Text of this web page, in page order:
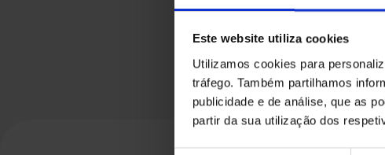
Este website utiliza cookies
Utilizamos cookies para
tráfego. Também partilhamos
publicidade e de análise, que as
partir da sua utilização dos